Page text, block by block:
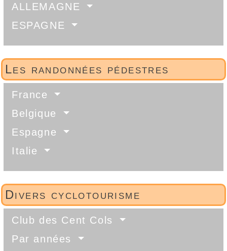
ALLEMAGNE
ESPAGNE
Les randonnées pédestres
France
Belgique
Espagne
Italie
Divers cyclotourisme
Club des Cent Cols
Par années